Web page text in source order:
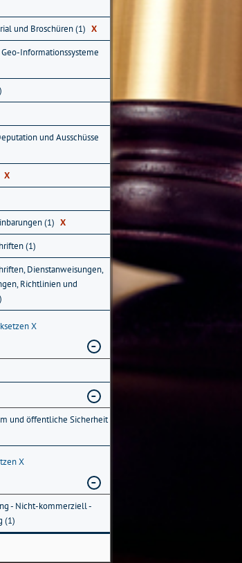
und Broschüren (1) X
Informationssysteme
und Ausschüsse
X
(1) X
(1)
Dienstanweisungen,
Richtlinien und
X
und öffentliche Sicherheit
X
- Nicht-kommerziell -
(1)